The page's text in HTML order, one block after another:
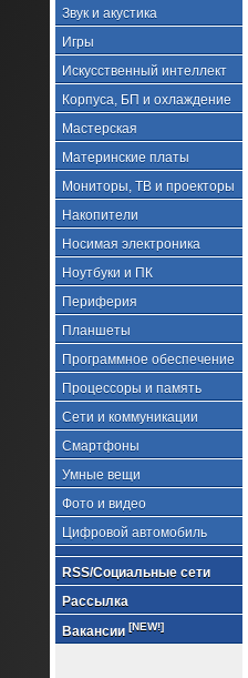
Звук и акустика
Игры
Искусственный интеллект
Корпуса, БП и охлаждение
Мастерская
Материнские платы
Мониторы, ТВ и проекторы
Накопители
Носимая электроника
Ноутбуки и ПК
Периферия
Планшеты
Программное обеспечение
Процессоры и память
Сети и коммуникации
Смартфоны
Умные вещи
Фото и видео
Цифровой автомобиль
RSS/Социальные сети
Рассылка
Вакансии [NEW!]